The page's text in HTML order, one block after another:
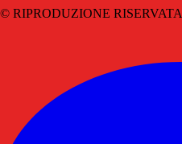
© RIPRODUZIONE RISERVATA